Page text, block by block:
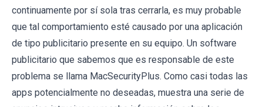
continuamente por sí sola tras cerrarla, es muy probable
que tal comportamiento esté causado por una aplicación
de tipo publicitario presente en su equipo. Un software
publicitario que sabemos que es responsable de este
problema se llama MacSecurityPlus. Como casi todas las
apps potencialmente no deseadas, muestra una serie de